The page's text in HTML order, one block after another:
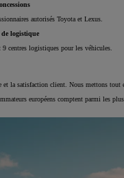
autorisés Toyota et Lexus.
de logistique
9 centres logistiques pour les véhicules.
la satisfaction client. Nous mettons
européens comptent parmi les